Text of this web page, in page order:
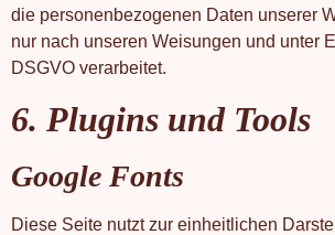
die personenbezogenen Daten unserer
nur nach unseren Weisungen und unter
DSGVO verarbeitet.
6. Plugins und Tools
Google Fonts
Diese Seite nutzt zur einheitlichen